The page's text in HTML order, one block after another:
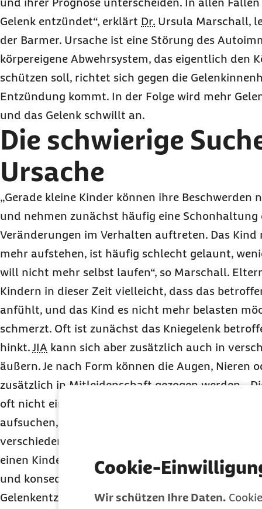
Cookie-
Wir schützen Ihre Daten.
Gelenk entzündet“, erklärt Dr. Ursula Marschall,
der Barmer. Ursache ist eine Störung des
körpereigene Abwehrsystem, das eigentlich den
schützen soll, richtet sich gegen die
Entzündung kommt. In der Folge wird mehr
und das Gelenk schwillt an.
Die schwierige
Ursache
„Gerade kleine Kinder können ihre Beschwerden
und nehmen zunächst häufig eine Schonhaltung
Veränderungen im Verhalten auftreten. Das
mehr aufstehen, ist häufig schlecht gelaunt,
will nicht mehr selbst laufen“, so Marschall.
Kindern in dieser Zeit vielleicht, dass das
anfühlt, und das Kind es nicht mehr belasten
schmerzt. Oft ist zunächst das Kniegelenk
hinkt.JIA kann sich aber zusätzlich auch in
äußern. Je nach Form können die Augen, Nieren
zusätzlich in Mitleidenschaft gezogen werden.
oft nicht einfach. Je nachdem, wie schnell die
aufsuchen, und wie schnell dieser das Puzzle aus
verschiedenen Testergebnissen zusammensetzt,
einen Kinderrheumatologen recht lang dauern.
und konsequent therapiert wird, desto größer sind
Gelenkentzündung einzudämmen und die